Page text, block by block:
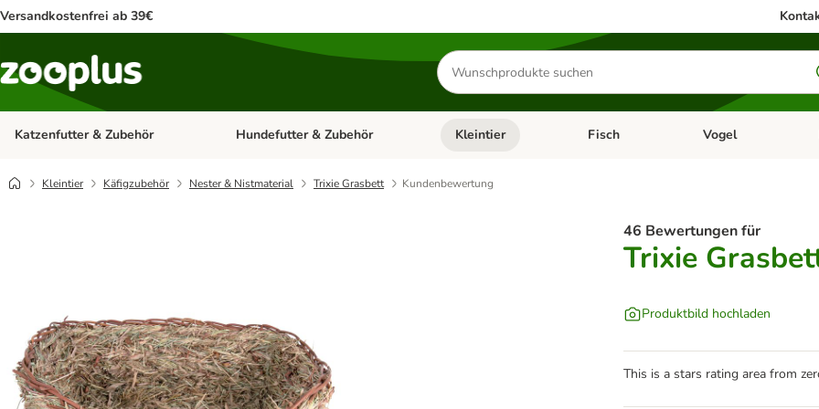
Versandkostenfrei ab 39€
Produkte
suchen
Katzenfutter & Zubehör Kategorie-Menü öffnen: Katzenfutter & Zubehör
Hundefutter & Zubehör Kategorie-Menü öffnen: Hundefutter & Zubehör
Kleintier Kategorie-Menü öffnen: Kleintier
Fisch Kategorie-Menü
Vogel
Kleintier Käfigzubehör Nester & Nistmaterial Trixie Grasbett Kundenbewertung
46 Bewertungen für
Trixie
Produktbild hochladen
This is a stars rating area from